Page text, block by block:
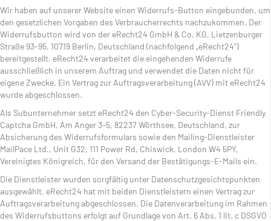
Wir haben auf unserer Website einen Widerrufs-Button eingebunden, um
den gesetzlichen Vorgaben des Verbraucherrechts nachzukommen. Der
Widerrufsbutton wird von der eRecht24 GmbH & Co. KG, Lietzenburger
Straße 93-95, 10719 Berlin, Deutschland (nachfolgend „eRecht24“)
bereitgestellt. eRecht24 verarbeitet die eingehenden Widerrufe
ausschließlich in unserem Auftrag und verwendet die Daten nicht für
eigene Zwecke. Ein Vertrag zur Auftragsverarbeitung (AVV) mit eRecht24
wurde abgeschlossen.
Als Subunternehmer setzt eRecht24 den Cyber-Security-Dienst Friendly
Captcha GmbH, Am Anger 3–5, 82237 Wörthsee, Deutschland, zur
Absicherung des Widerrufsformulars sowie den Mailing-Dienstleister
MailPace Ltd., Unit G32, 111 Power Rd, Chiswick, London W4 5PY,
Vereinigtes Königreich, für den Versand der Bestätigungs-E-Mails ein.
Die Dienstleister wurden sorgfältig unter Datenschutzgesichtspunkten
ausgewählt. eRecht24 hat mit beiden Dienstleistern einen Vertrag zur
Auftragsverarbeitung abgeschlossen. Die Datenverarbeitung im Rahmen
des Widerrufsbuttons erfolgt auf Grundlage von Art. 6 Abs. 1 lit. c DSGVO